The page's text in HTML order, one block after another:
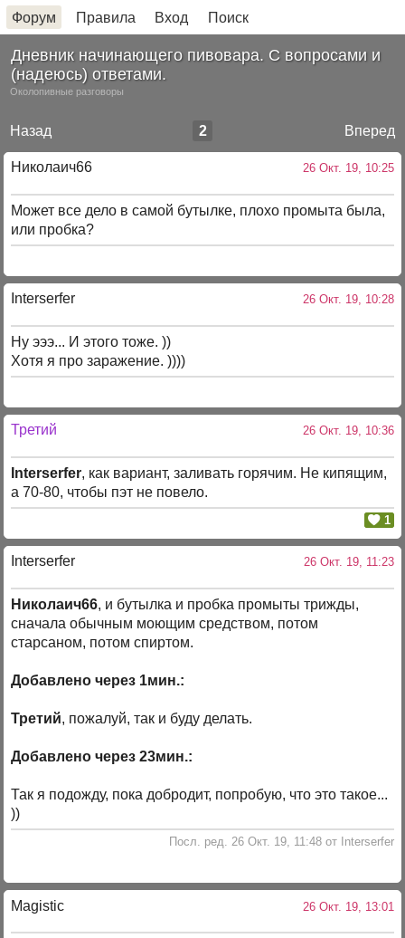
Форум Правила Вход Поиск
Дневник начинающего пивовара. С вопросами и
(надеюсь) ответами.
Околопивные разговоры
Назад Вперед
2
Николаич66 26 Окт. 19, 10:25
Может все дело в самой бутылке, плохо промыта была,
или пробка?
Interserfer 26 Окт. 19, 10:28
Ну эээ... И этого тоже. ))
Хотя я про заражение. ))))
Третий 26 Окт. 19, 10:36
Interserfer, как вариант, заливать горячим. Не кипящим,
а 70-80, чтобы пэт не повело.
1
Interserfer 26 Окт. 19, 11:23
Николаич66, и бутылка и пробка промыты трижды,
сначала обычным моющим средством, потом
старсаном, потом спиртом.
Добавлено через 1мин.:
Третий, пожалуй, так и буду делать.
Добавлено через 23мин.:
Так я подожду, пока добродит, попробую, что это такое...
))
Посл. ред. 26 Окт. 19, 11:48 от Interserfer
Magistic 26 Окт. 19, 13:01